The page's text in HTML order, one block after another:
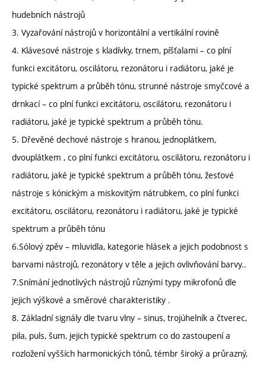
hudebních nástrojů
3. Vyzařování nástrojů v horizontální a vertikální rovině
4. Klávesové nástroje s kladívky, trnem, píšťalami – co plní
funkci excitátoru, oscilátoru, rezonátoru i radiátoru, jaké je
typické spektrum a průběh tónu, strunné nástroje smyčcové a
drnkací – co plní funkci excitátoru, oscilátoru, rezonátoru i
radiátoru, jaké je typické spektrum a průběh tónu.
5. Dřevěné dechové nástroje s hranou, jednoplátkem,
dvouplátkem , co plní funkci excitátoru, oscilátoru, rezonátoru i
radiátoru, jaké je typické spektrum a průběh tónu, žesťové
nástroje s kónickým a miskovitým nátrubkem, co plní funkci
excitátoru, oscilátoru, rezonátoru i radiátoru, jaké je typické
spektrum a průběh tónu
6.Sólový zpěv – mluvidla, kategorie hlásek a jejich podobnost s
barvami nástrojů, rezonátory v těle a jejich ovlivňování barvy..
7.Snímání jednotlivých nástrojů různými typy mikrofonů dle
jejich výškové a směrové charakteristiky .
8. Základní signály dle tvaru vlny – sinus, trojúhelník a čtverec,
pila, puls, šum, jejich typické spektrum co do zastoupení a
rozložení vyšších harmonických tónů, témbr široký a průrazný,